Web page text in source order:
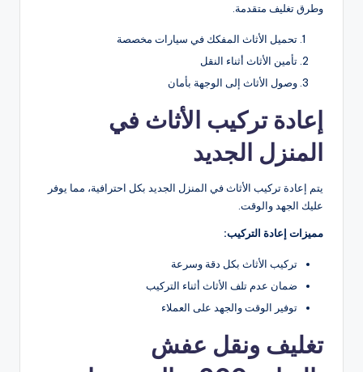
وطرق تغليف متقدمة.
تحميل الأثاث المفكك في سيارات مخصصة
تأمين الأثاث أثناء النقل
وصول الأثاث إلى الوجهة بأمان
إعادة تركيب الأثاث في
المنزل الجديد
يتم إعادة تركيب الأثاث في المنزل الجديد بكل احترافية، مما يوفر
عليك الجهد والوقت.
مميزات إعادة التركيب:
تركيب الأثاث بكل دقة وسرعة
ضمان عدم تلف الأثاث أثناء التركيب
توفير الوقت والجهد على العملاء
تغليف ونقل عفش